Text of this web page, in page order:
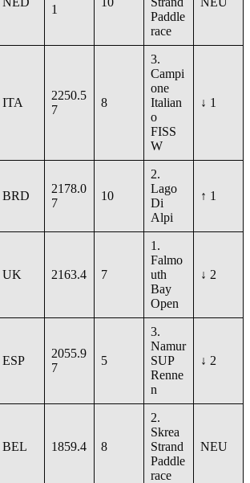
1
Paddle
race
ITA
2250.5
7
8
3.
Campi
one
Italian
o
FISS
W
↓ 1
BRD
2178.0
7
10
2.
Lago
Di
Alpi
↑ 1
UK 2163.4 7
1.
Falmo
uth
Bay
Open
↓ 2
ESP
2055.9
7
5
3.
Namur
SUP
Renne
n
↓ 2
BEL 1859.4 8
2.
Skrea
Strand
Paddle
race
NEU